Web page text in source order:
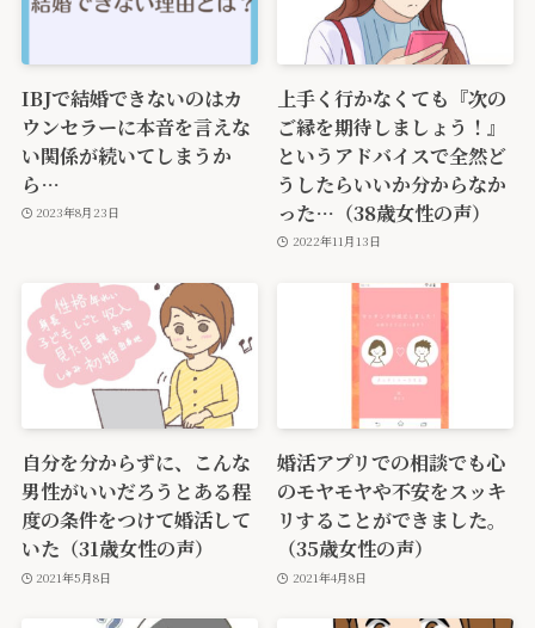
IBJで結婚できないのはカ
ウンセラーに本音を言えな
い関係が続いてしまうか
ら…
2023年8月23日
上手く行かなくても『次の
ご縁を期待しましょう！』
というアドバイスで全然ど
うしたらいいか分からなか
った…（38歳女性の声）
2022年11月13日
自分を分からずに、こんな
男性がいいだろうとある程
度の条件をつけて婚活して
いた（31歳女性の声）
2021年5月8日
婚活アプリでの相談でも心
のモヤモヤや不安をスッキ
リすることができました。
（35歳女性の声）
2021年4月8日